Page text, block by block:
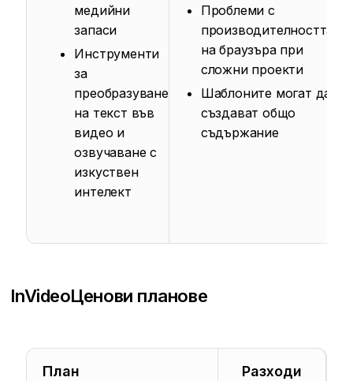
медийни
запаси
Инструменти
за
преобразуване
на текст във
видео и
озвучаване с
изкуствен
интелект
Проблеми с
производителността
на браузъра при
сложни проекти
Шаблоните могат да
създават общо
съдържание
InVideoЦенови планове
План Разходи